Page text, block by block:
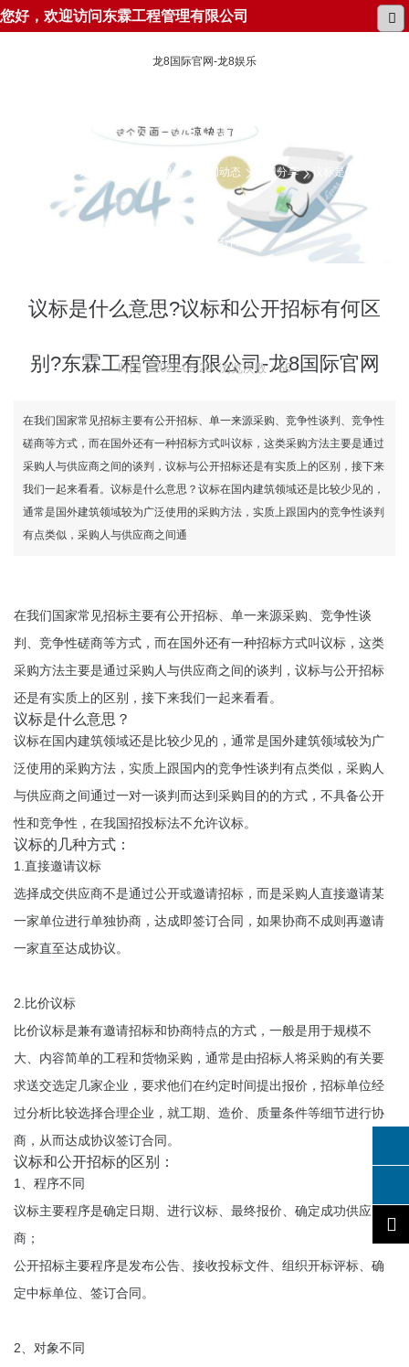
您好，欢迎访问东霖工程管理有限公司
龙8国际官网-龙8娱乐
所在位置：龙8国际官网-龙8娱乐 新闻动态 知识分享 议标是什么意思?
议标和公开招标有何区别?
议标是什么意思?议标和公开招标有何区
别?东霖工程管理有限公司-龙8国际官网
时间：2020-05-20 浏览次数：66
在我们国家常见招标主要有公开招标、单一来源采购、竞争性谈判、竞争性
磋商等方式，而在国外还有一种招标方式叫议标，这类采购方法主要是通过
采购人与供应商之间的谈判，议标与公开招标还是有实质上的区别，接下来
我们一起来看看。议标是什么意思？议标在国内建筑领域还是比较少见的，
通常是国外建筑领域较为广泛使用的采购方法，实质上跟国内的竞争性谈判
有点类似，采购人与供应商之间通
在我们国家常见招标主要有公开招标、单一来源采购、竞争性谈
判、竞争性磋商等方式，而在国外还有一种招标方式叫议标，这类
采购方法主要是通过采购人与供应商之间的谈判，议标与公开招标
还是有实质上的区别，接下来我们一起来看看。
议标是什么意思？
议标在国内建筑领域还是比较少见的，通常是国外建筑领域较为广
泛使用的采购方法，实质上跟国内的竞争性谈判有点类似，采购人
与供应商之间通过一对一谈判而达到采购目的的方式，不具备公开
性和竞争性，在我国招投标法不允许议标。
议标的几种方式：
1.直接邀请议标
选择成交供应商不是通过公开或邀请招标，而是采购人直接邀请某
一家单位进行单独协商，达成即签订合同，如果协商不成则再邀请
一家直至达成协议。
2.比价议标
比价议标是兼有邀请招标和协商特点的方式，一般是用于规模不
大、内容简单的工程和货物采购，通常是由招标人将采购的有关要
求送交选定几家企业，要求他们在约定时间提出报价，招标单位经
过分析比较选择合理企业，就工期、造价、质量条件等细节进行协
商，从而达成协议签订合同。
议标和公开招标的区别：
1、程序不同
议标主要程序是确定日期、进行议标、最终报价、确定成功供应
商；
公开招标主要程序是发布公告、接收投标文件、组织开标评标、确
定中标单位、签订合同。
2、对象不同